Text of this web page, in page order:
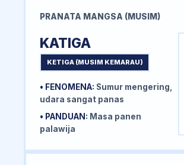
PRANATA MANGSA (MUSIM)
KATIGA
KETIGA (MUSIM KEMARAU)
• FENOMENA: Sumur mengering,
udara sangat panas
• PANDUAN: Masa panen
palawija